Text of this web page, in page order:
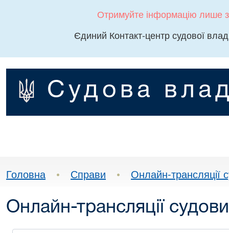
Отримуйте інформацію лише
Єдиний Контакт-центр судової
Судова
Головна • Справи • Онлайн-трансляції
Онлайн-трансляції